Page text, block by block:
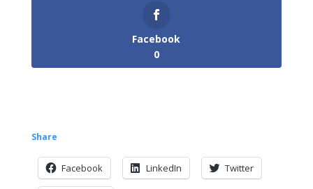
Facebook
0
Share
Facebook LinkedIn Twitter